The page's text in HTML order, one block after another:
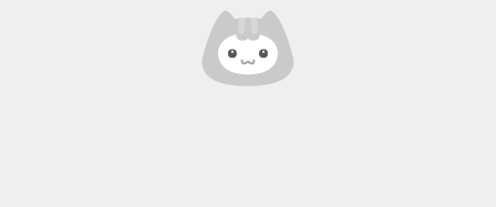
ส่งโครงการ
FAQ เจ้าของโครงการ